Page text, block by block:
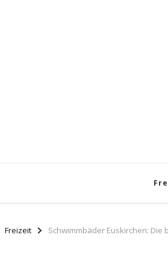
Freizeit Schwimmbäder Euskirchen: